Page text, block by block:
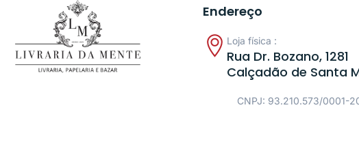
Endereço
Loja física :
Rua Dr. Bozano, 1281
Calçadão de Santa
CNPJ: 93.210.573/0001-